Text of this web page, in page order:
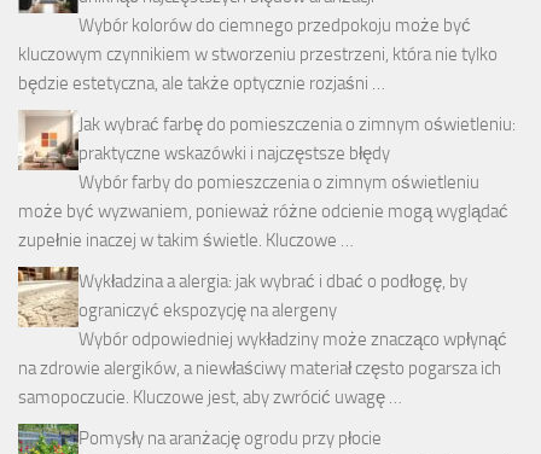
Wybór kolorów do ciemnego przedpokoju może być
kluczowym czynnikiem w stworzeniu przestrzeni, która nie tylko
będzie estetyczna, ale także optycznie rozjaśni …
Jak wybrać farbę do pomieszczenia o zimnym oświetleniu:
praktyczne wskazówki i najczęstsze błędy
Wybór farby do pomieszczenia o zimnym oświetleniu
może być wyzwaniem, ponieważ różne odcienie mogą wyglądać
zupełnie inaczej w takim świetle. Kluczowe …
Wykładzina a alergia: jak wybrać i dbać o podłogę, by
ograniczyć ekspozycję na alergeny
Wybór odpowiedniej wykładziny może znacząco wpłynąć
na zdrowie alergików, a niewłaściwy materiał często pogarsza ich
samopoczucie. Kluczowe jest, aby zwrócić uwagę …
Pomysły na aranżację ogrodu przy płocie